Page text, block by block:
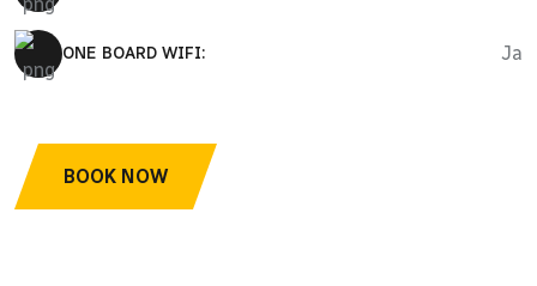
ONE BOARD WIFI: Ja
BOOK NOW